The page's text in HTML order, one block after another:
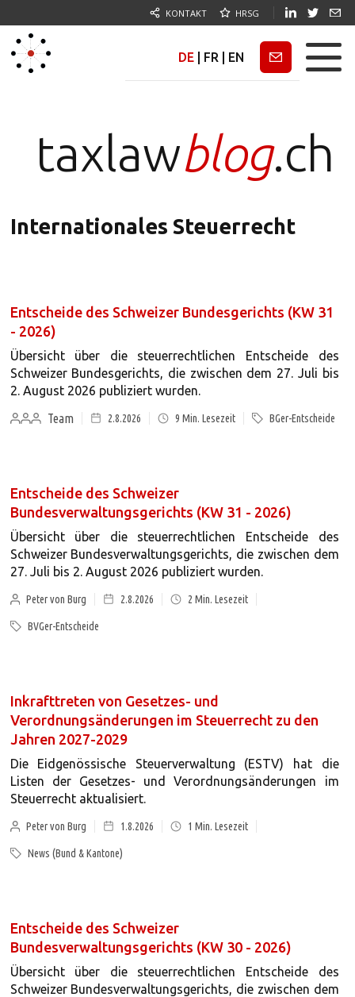
KONTAKT HRSG
DE FR EN Newsletter
taxlawblog.ch
Internationales Steuerrecht
Entscheide des Schweizer Bundesgerichts (KW 31
- 2026)
Übersicht über die steuerrechtlichen Entscheide des
Schweizer Bundesgerichts, die zwischen dem 27. Juli bis
2. August 2026 publiziert wurden.
Team
2.8.2026 9 Min. Lesezeit BGer-Entscheide
Entscheide des Schweizer
Bundesverwaltungsgerichts (KW 31 - 2026)
Übersicht über die steuerrechtlichen Entscheide des
Schweizer Bundesverwaltungsgerichts, die zwischen dem
27. Juli bis 2. August 2026 publiziert wurden.
Peter von Burg 2.8.2026 2 Min. Lesezeit
BVGer-Entscheide
Inkrafttreten von Gesetzes- und
Verordnungsänderungen im Steuerrecht zu den
Jahren 2027-2029
Die Eidgenössische Steuerverwaltung (ESTV) hat die
Listen der Gesetzes- und Verordnungsänderungen im
Steuerrecht aktualisiert.
Peter von Burg 1.8.2026 1 Min. Lesezeit
News (Bund & Kantone)
Entscheide des Schweizer
Bundesverwaltungsgerichts (KW 30 - 2026)
Übersicht über die steuerrechtlichen Entscheide des
Schweizer Bundesverwaltungsgerichts, die zwischen dem